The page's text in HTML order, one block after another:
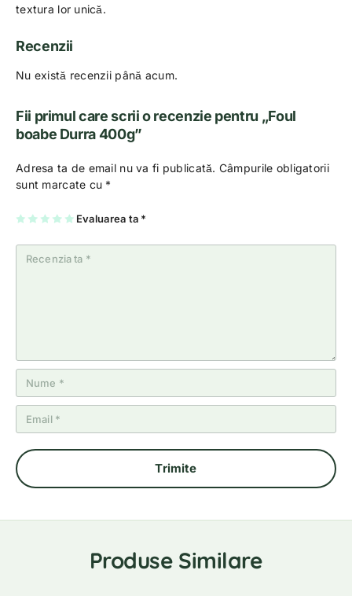
textura lor unică.
Recenzii
Nu există recenzii până acum.
Fii primul care scrii o recenzie pentru „Foul
boabe Durra 400g”
Adresa ta de email nu va fi publicată. Câmpurile obligatorii
sunt marcate cu *
Evaluarea ta *
U
n
2
5
st
el
3
5
st
el
4
5
st
el
5
5
st
el
Produse Similare